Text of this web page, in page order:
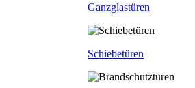
Ganzglastüren
Schiebetüren